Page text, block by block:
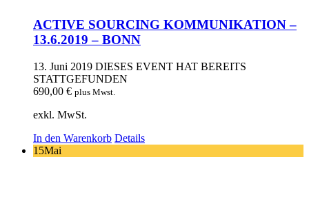
ACTIVE SOURCING KOMMUNIKATION –
13.6.2019 – BONN
13. Juni 2019 DIESES EVENT HAT BEREITS
STATTGEFUNDEN
690,00 € plus Mwst.
exkl. MwSt.
In den Warenkorb Details
15Mai